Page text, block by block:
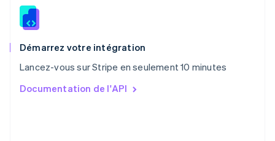
Démarrez votre intégration
Lancez-vous sur Stripe en seulement 10 minutes
Documentation de l'API
Roumanie
Royaume-Uni
English
English简体中文
English